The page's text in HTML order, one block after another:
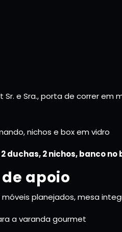
e Sra., porta de correr em
nichos e box em vidro
duchas, 2 nichos, banco no
apoio
planejados, mesa
a varanda gourmet